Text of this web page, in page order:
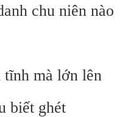
chu niên nào
tĩnh mà lớn lên
biết ghét